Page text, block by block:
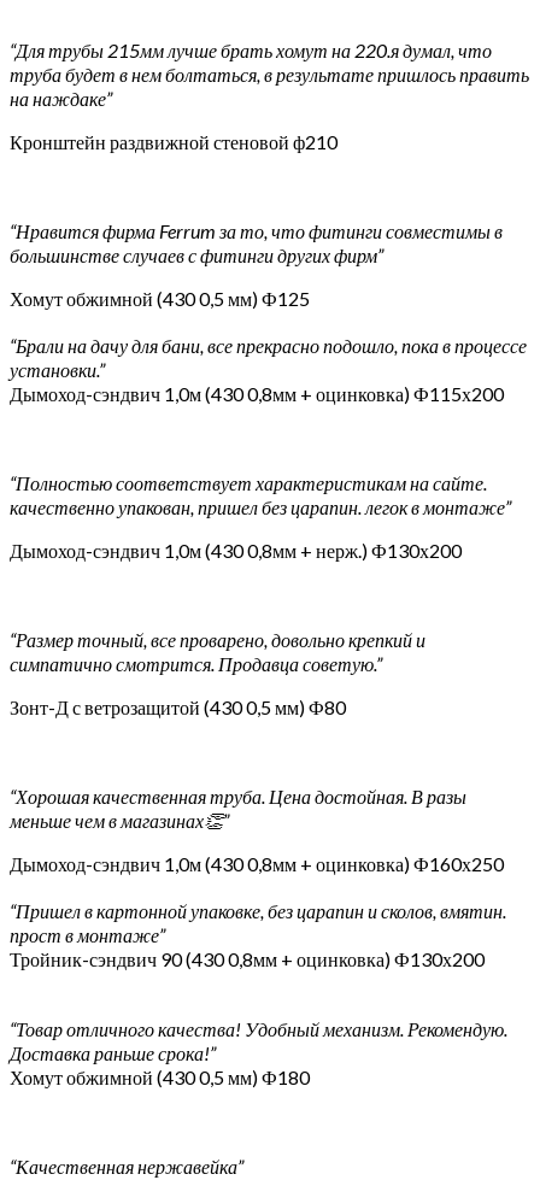
“Для трубы 215мм лучше брать хомут на 220.я думал, что
труба будет в нем болтаться, в результате пришлось править
на наждаке”
Кронштейн раздвижной стеновой ф210
“Нравится фирма Ferrum за то, что фитинги совместимы в
большинстве случаев с фитинги других фирм”
Хомут обжимной (430 0,5 мм) Ф125
“Брали на дачу для бани, все прекрасно подошло, пока в процессе
установки.”
Дымоход-сэндвич 1,0м (430 0,8мм + оцинковка) Ф115х200
“Полностью соответствует характеристикам на сайте.
качественно упакован, пришел без царапин. легок в монтаже”
Дымоход-сэндвич 1,0м (430 0,8мм + нерж.) Ф130х200
“Размер точный, все проварено, довольно крепкий и
симпатично смотрится. Продавца советую.”
Зонт-Д с ветрозащитой (430 0,5 мм) Ф80
“Хорошая качественная труба. Цена достойная. В разы
меньше чем в магазинах👏”
Дымоход-сэндвич 1,0м (430 0,8мм + оцинковка) Ф160х250
“Пришел в картонной упаковке, без царапин и сколов, вмятин.
прост в монтаже”
Тройник-сэндвич 90 (430 0,8мм + оцинковка) Ф130х200
“Товар отличного качества! Удобный механизм. Рекомендую.
Доставка раньше срока!”
Хомут обжимной (430 0,5 мм) Ф180
“Качественная нержавейка”